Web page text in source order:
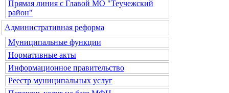
Прямая линия с Главой МО "Теучежский
район"
Административная реформа
Муниципальные функции
Нормативные акты
Информационное правительство
Реестр муниципальных услуг